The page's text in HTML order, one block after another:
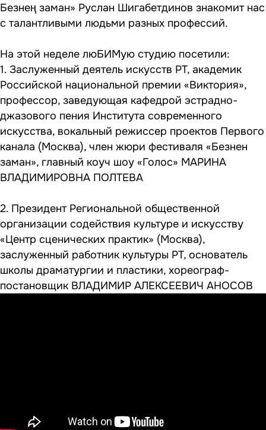
Безнең заман» Руслан Шигабетдинов знакомит нас
с талантливыми людьми разных профессий.
На этой неделе люБИМую студию посетили:
1. Заслуженный деятель искусств РТ, академик
Российской национальной премии «Виктория»,
профессор, заведующая кафедрой эстрадно-
джазового пения Института современного
искусства, вокальный режиссер проектов Первого
канала (Москва), член жюри фестиваля «Безнен
заман», главный коуч шоу «Голос» МАРИНА
ВЛАДИМИРОВНА ПОЛТЕВА
2. Президент Региональной общественной
организации содействия культуре и искусству
«Центр сценических практик» (Москва),
заслуженный работник культуры РТ, основатель
школы драматургии и пластики, хореограф-
постановщик ВЛАДИМИР АЛЕКСЕЕВИЧ АНОСОВ